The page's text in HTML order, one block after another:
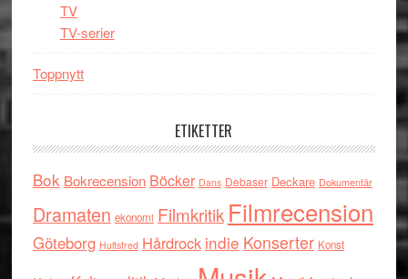
TV
TV-serier
Toppnytt
ETIKETTER
Bok Bokrecension Böcker Dans Debaser Deckare Dokumentär
Dramaten ekonomi Filmkritik Filmrecension
Göteborg Hultsfred Hårdrock indie Konserter Konst